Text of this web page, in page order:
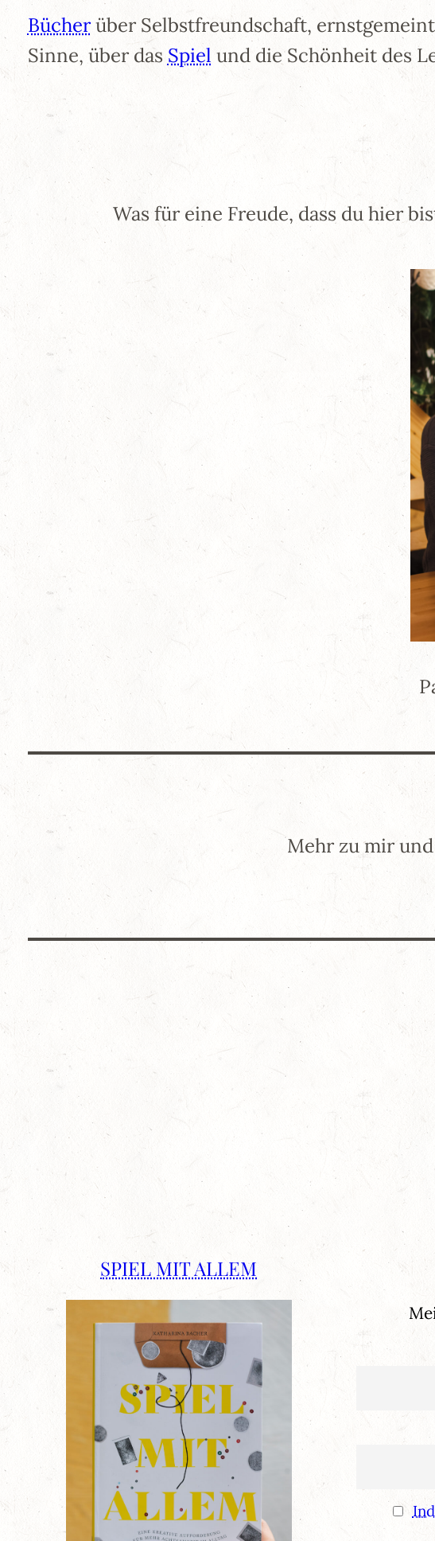
Bücherüber Selbstfreundschaft,
Sinne, über das Spiel und die Schönheit des
Was für eine Freude, dass du hier
Mehr zu mir
SPIEL MIT ALLEM